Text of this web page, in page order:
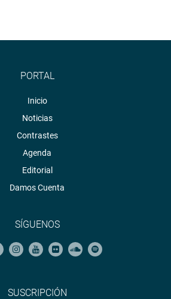
PORTAL
Inicio
Noticias
Contrastes
Agenda
Editorial
Damos Cuenta
SÍGUENOS
SUSCRIPCIÓN